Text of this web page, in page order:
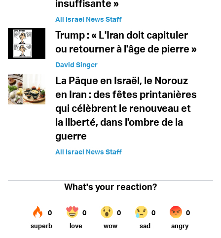
insuffisante »
All Israel News Staff
Trump : « L'Iran doit capituler
ou retourner à l'âge de pierre »
David Singer
La Pâque en Israël, le Norouz
en Iran : des fêtes printanières
qui célèbrent le renouveau et
la liberté, dans l'ombre de la
guerre
All Israel News Staff